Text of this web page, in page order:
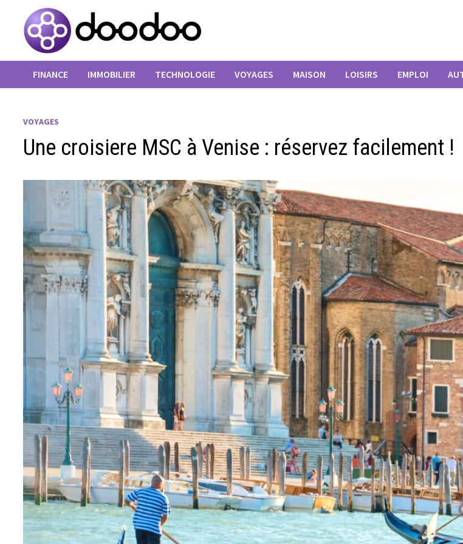
contenu
FINANCE IMMOBILIER TECHNOLOGIE VOYAGES MAISON LOISIRS EMPLOI
VOYAGES
Une croisiere MSC à Venise : réservez facilement !